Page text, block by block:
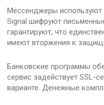
Мессенджеры используют
Signal шифруют
гарантируют, что
имеют вторжения к
Банковские программы
сервис задействует
варианте. Денежные